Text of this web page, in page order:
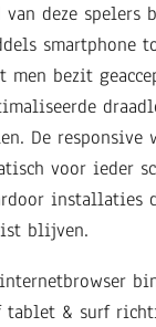
van deze spelers
smartphone
bezit
De responsive
voor ieder
installaties
blijven.
tablet & surf